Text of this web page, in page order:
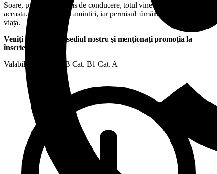
Soare, prieteni și permis de conducere, totul vine la pachet vara
aceasta. Lecțiile devin amintiri, iar permisul rămâne pentru toată
viața.
Veniți împreună la sediul nostru și menționați promoția la
înscriere.
Valabil pentru:
Cat. B Cat. B1 Cat. A